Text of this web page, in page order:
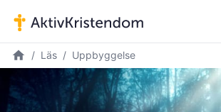
Läs Uppbyggelse